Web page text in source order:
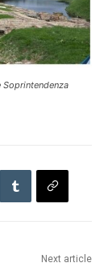
Next article